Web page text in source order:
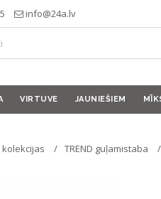
info@24a.lv
VIRTUVE JAUNIEŠIEM
TREND guļamistaba